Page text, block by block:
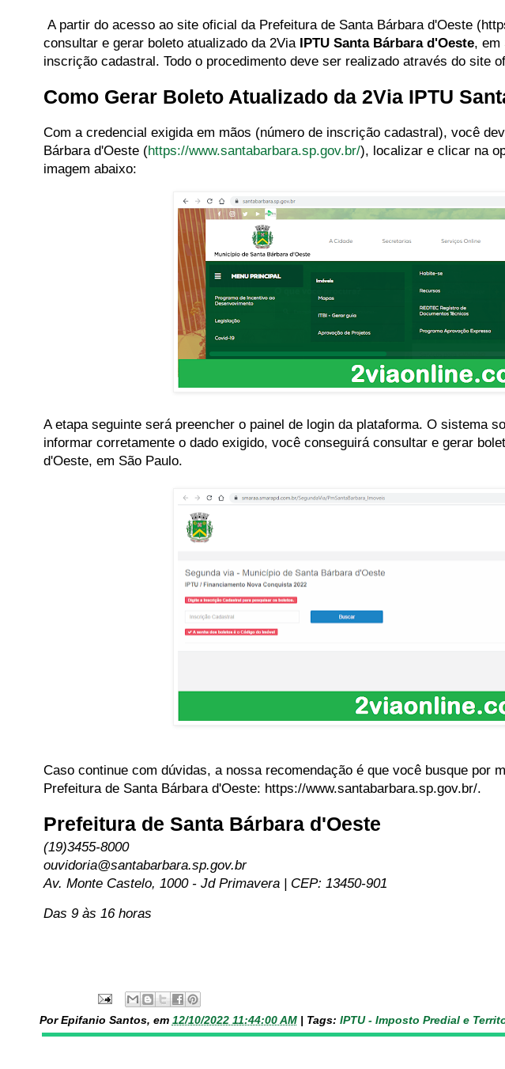
A partir do acesso ao site oficial da Prefeitura de Santa Bárbara d'Oeste
consultar e gerar boleto atualizado da 2Via IPTU Santa Bárbara d'Oeste, em
inscrição cadastral. Todo o procedimento deve ser realizado através do site
Como Gerar Boleto Atualizado da 2Via IPTU
Com a credencial exigida em mãos (número de inscrição cadastral), você
Bárbara d'Oeste (https://www.santabarbara.sp.gov.br/), localizar e clicar na
imagem abaixo:
A etapa seguinte será preencher o painel de login da plataforma. O sistema
informar corretamente o dado exigido, você conseguirá consultar e gerar
d'Oeste, em São Paulo.
Caso continue com dúvidas, a nossa recomendação é que você busque por
Prefeitura de Santa Bárbara d'Oeste: https://www.santabarbara.sp.gov.br/.
Prefeitura de Santa Bárbara d'Oeste
(19)3455-8000
ouvidoria@santabarbara.sp.gov.br
Av. Monte Castelo, 1000 - Jd Primavera | CEP: 13450-901
Das 9 às 16 horas
Por Epifanio Santos, em 12/10/2022 11:44:00 AM Tags: IPTU - Imposto Predial e